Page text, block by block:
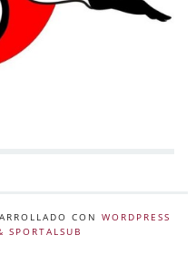
CON WORDPRESS
SPORTALSUB